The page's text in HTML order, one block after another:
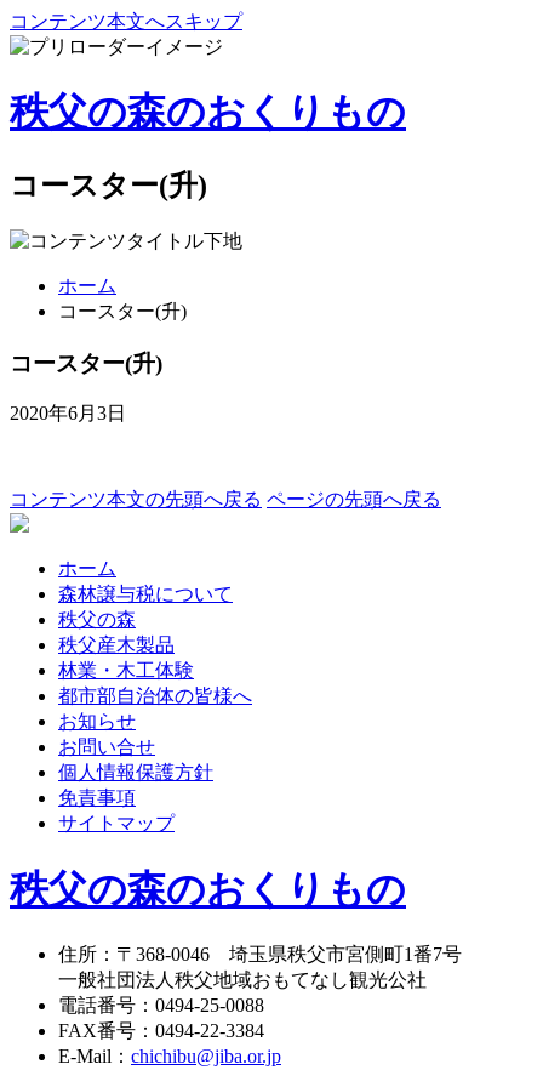
コンテンツ本文へスキップ
秩父の森のおくりもの
コースター(升)
ホーム
コースター(升)
コースター(升)
2020年6月3日
コンテンツ本文の先頭へ戻る ページの先頭へ戻る
ホーム
森林譲与税について
秩父の森
秩父産木製品
林業・木工体験
都市部自治体の皆様へ
お知らせ
お問い合せ
個人情報保護方針
免責事項
サイトマップ
秩父の森のおくりもの
住所 ： 〒368-0046 埼玉県秩父市宮側町1番7号
一般社団法人秩父地域おもてなし観光公社
電話番号 ： 0494-25-0088
FAX番号 ： 0494-22-3384
E-Mail ： chichibu@jiba.or.jp